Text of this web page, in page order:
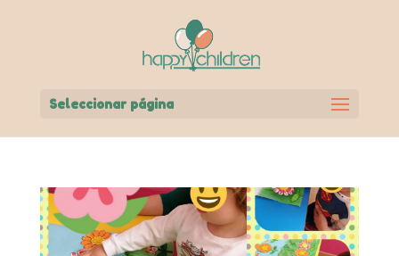
Seleccionar página